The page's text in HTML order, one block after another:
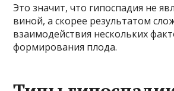
Это значит, что гипоспадия не
виной, а скорее результатом
взаимодействия нескольких
формирования плода.